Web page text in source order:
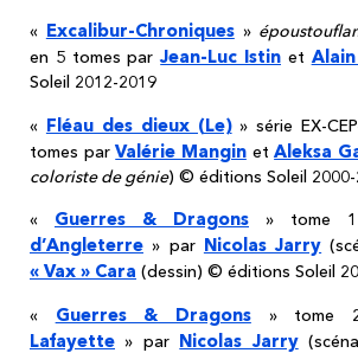
« Excalibur-Chroniques»
en 5 tomes parJean-Luc Istin et
Soleil 2012-2019
« Fléau des dieux (Le)» série EX-
tomes parValérie ManginetAleksa
coloriste de génie) © éditions Soleil
« Guerres & Dragons » tome
d’Angleterre » par Nicolas Jarry
« Vax » Cara (dessin) © éditions Soleil
« Guerres & Dragons» tome
Lafayette » par Nicolas Jarry